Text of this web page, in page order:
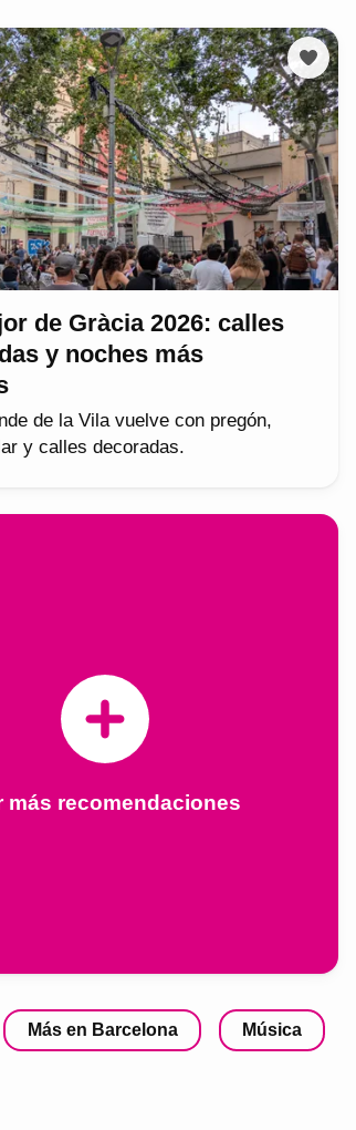
de Gràcia 2026: calles
y noches más
de la Vila vuelve con pregón,
y calles decoradas.
más recomendaciones
Más en Barcelona Música